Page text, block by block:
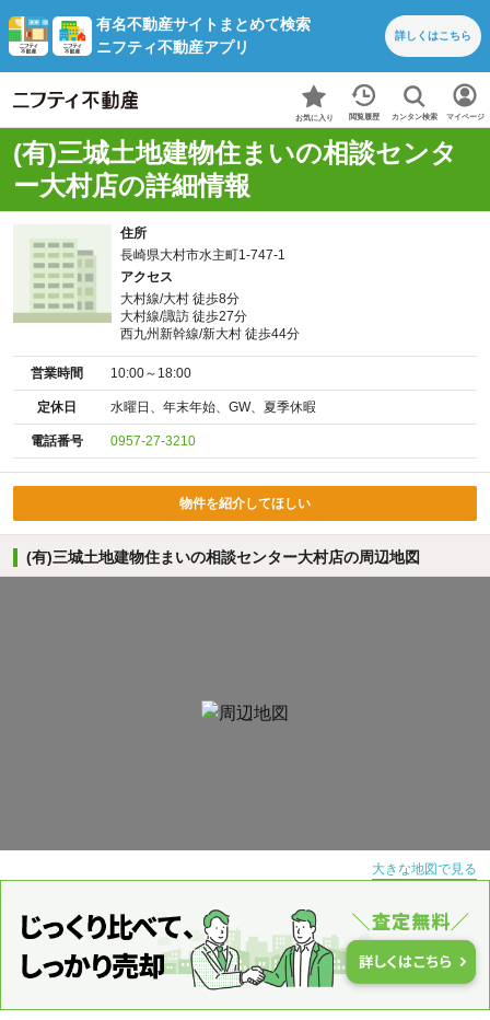
有名不動産サイトまとめて検索
ニフティ不動産アプリ
詳しくはこちら
お気に入り 閲覧履歴 カンタン検索 マイページ
(有)三城土地建物住まいの相談センタ
ー大村店の詳細情報
住所
長崎県大村市水主町1-747-1
アクセス
大村線/大村 徒歩8分
大村線/諏訪 徒歩27分
西九州新幹線/新大村 徒歩44分
営業時間 10:00～18:00
定休日 水曜日、年末年始、GW、夏季休暇
電話番号 0957-27-3210
物件を紹介してほしい
(有)三城土地建物住まいの相談センター大村店の周辺地図
大きな地図で見る